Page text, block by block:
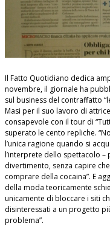
Il Fatto Quotidiano dedica
novembre, il giornale ha
sul business del contraffatto
Masi per il suo lavoro di
consapevole con il tour di
superato le cento repliche.
l’unica ragione quando si
l’interprete dello spettacolo –
divertimento, senza capire
comprare della cocaina”. E
della moda teoricamente
unicamente di bloccare i siti
disinteressati a un progetto
problema”.